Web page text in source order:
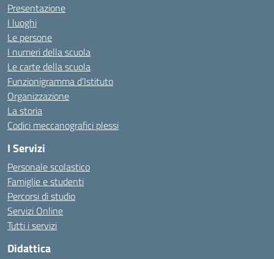
Presentazione
I luoghi
Le persone
I numeri della scuola
Le carte della scuola
Funzionigramma d’Istituto
Organizzazione
La storia
Codici meccanografici plessi
I Servizi
Personale scolastico
Famiglie e studenti
Percorsi di studio
Servizi Online
Tutti i servizi
Didattica